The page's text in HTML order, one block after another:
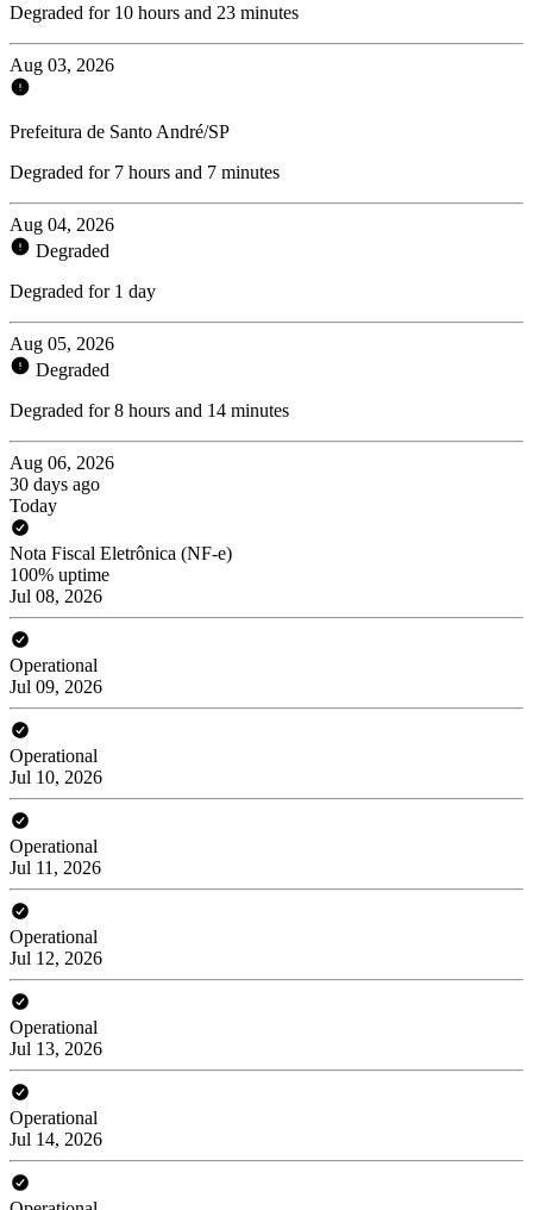
Degraded for 10 hours and 23 minutes
Aug 03, 2026
Prefeitura de Santo André/SP
Degraded for 7 hours and 7 minutes
Aug 04, 2026
Degraded
Degraded for 1 day
Aug 05, 2026
Degraded
Degraded for 8 hours and 14 minutes
Aug 06, 2026
30 days ago
Today
Nota Fiscal Eletrônica (NF-e)
100% uptime
Jul 08, 2026
Operational
Jul 09, 2026
Operational
Jul 10, 2026
Operational
Jul 11, 2026
Operational
Jul 12, 2026
Operational
Jul 13, 2026
Operational
Jul 14, 2026